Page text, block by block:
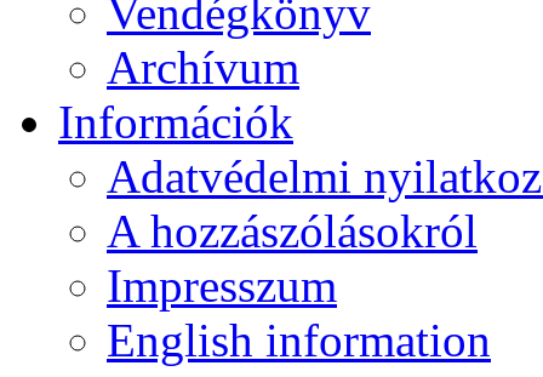
Vendégkönyv
Archívum
Információk
Adatvédelmi
A hozzászólásokról
Impresszum
English information